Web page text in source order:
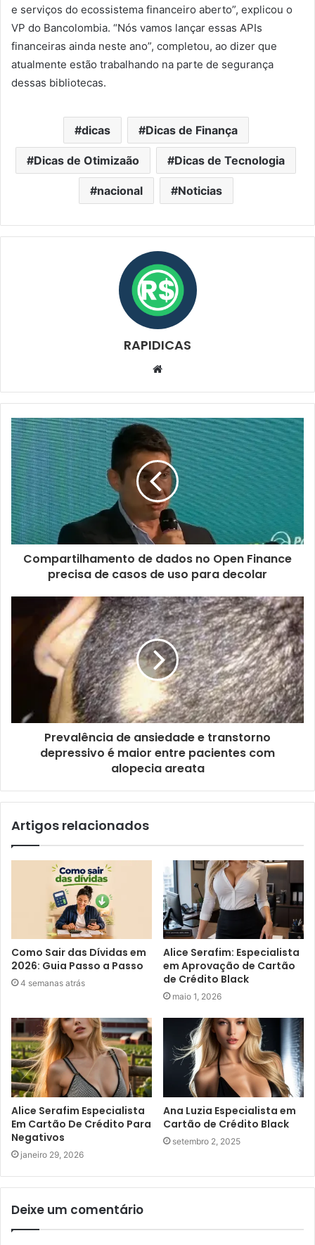
e serviços do ecossistema financeiro aberto”, explicou o
VP do Bancolombia. “Nós vamos lançar essas APIs
financeiras ainda neste ano”, completou, ao dizer que
atualmente estão trabalhando na parte de segurança
dessas bibliotecas.
dicas Dicas de Finança
Dicas de Otimizaão Dicas de Tecnologia
nacional Noticias
RAPIDICAS
Website
Compartilhamento de dados no Open Finance
precisa de casos de uso para decolar
Prevalência de ansiedade e transtorno
depressivo é maior entre pacientes com
alopecia areata
Artigos relacionados
Como Sair das Dívidas em
2026: Guia Passo a Passo
4 semanas atrás
Alice Serafim: Especialista
em Aprovação de Cartão
de Crédito Black
maio 1, 2026
Alice Serafim Especialista
Em Cartão De Crédito Para
Negativos
janeiro 29, 2026
Ana Luzia Especialista em
Cartão de Crédito Black
setembro 2, 2025
Deixe um comentário